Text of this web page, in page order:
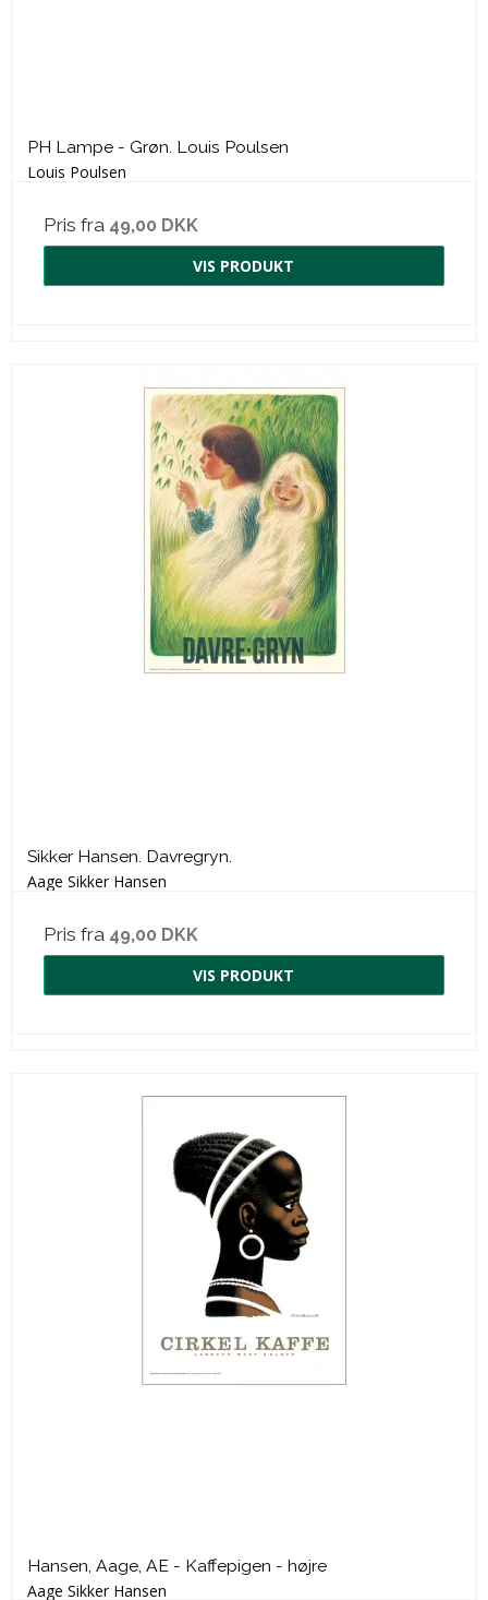
PH Lampe - Grøn. Louis Poulsen
Louis Poulsen
Pris fra 49,00 DKK
VIS PRODUKT
Sikker Hansen. Davregryn.
Aage Sikker Hansen
Pris fra 49,00 DKK
VIS PRODUKT
Hansen, Aage, AE - Kaffepigen - højre
Aage Sikker Hansen